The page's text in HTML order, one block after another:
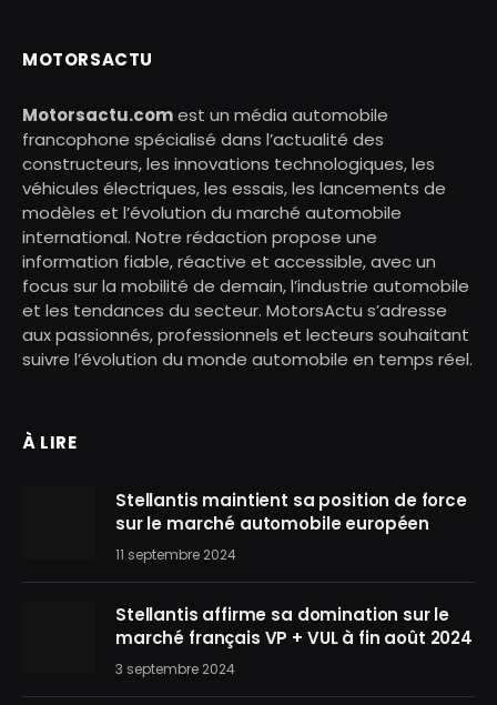
MOTORSACTU
Motorsactu.comest un média automobile
francophone spécialisé dans l’actualité des
constructeurs, les innovations technologiques, les
véhicules électriques, les essais, les lancements de
modèles et l’évolution du marché automobile
international. Notre rédaction propose une
information fiable, réactive et accessible, avec un
focus sur la mobilité de demain, l’industrie automobile
et les tendances du secteur. MotorsActu s’adresse
aux passionnés, professionnels et lecteurs souhaitant
suivre l’évolution du monde automobile en temps réel.
À LIRE
Stellantis maintient sa position de force
sur le marché automobile européen
11 septembre 2024
Stellantis affirme sa domination sur le
marché français VP + VUL à fin août 2024
3 septembre 2024